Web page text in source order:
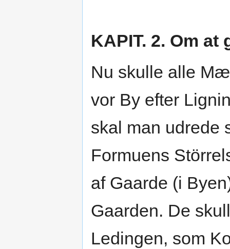
KAPIT. 2. Om at
Nu skulle alle
vor By efter
skal man udrede
Formuens
af Gaarde (i
Gaarden. De
Ledingen, som